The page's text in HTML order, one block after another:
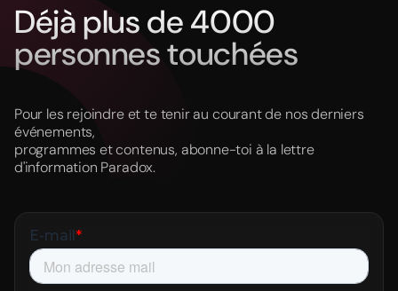
Déjà plus de 4000
personnes touchées
Pour les rejoindre et te tenir au courant de nos derniers
événements,
programmes et contenus, abonne-toi à la lettre
d'information Paradox.